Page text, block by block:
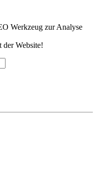
Werkzeug zur Analyse
der Website!